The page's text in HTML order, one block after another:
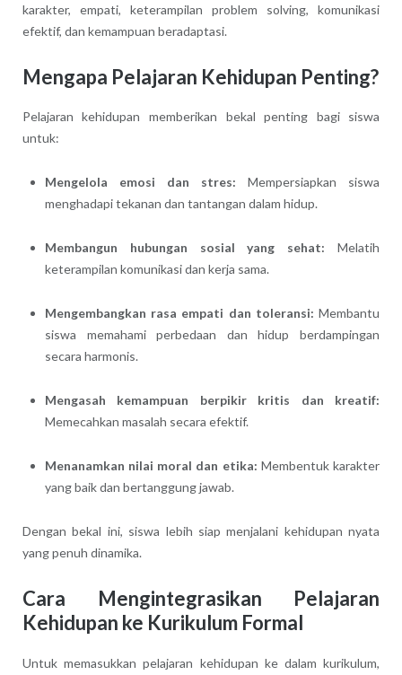
karakter, empati, keterampilan problem solving, komunikasi
efektif, dan kemampuan beradaptasi.
Mengapa Pelajaran Kehidupan Penting?
Pelajaran kehidupan memberikan bekal penting bagi siswa
untuk:
Mengelola emosi dan stres: Mempersiapkan siswa
menghadapi tekanan dan tantangan dalam hidup.
Membangun hubungan sosial yang sehat: Melatih
keterampilan komunikasi dan kerja sama.
Mengembangkan rasa empati dan toleransi: Membantu
siswa memahami perbedaan dan hidup berdampingan
secara harmonis.
Mengasah kemampuan berpikir kritis dan kreatif:
Memecahkan masalah secara efektif.
Menanamkan nilai moral dan etika: Membentuk karakter
yang baik dan bertanggung jawab.
Dengan bekal ini, siswa lebih siap menjalani kehidupan nyata
yang penuh dinamika.
Cara Mengintegrasikan Pelajaran
Kehidupan ke Kurikulum Formal
Untuk memasukkan pelajaran kehidupan ke dalam kurikulum,